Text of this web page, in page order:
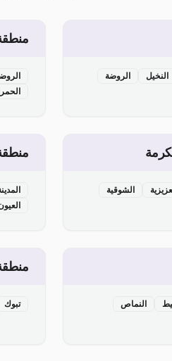
النخيل
الروضة
الشوقية
النماص
تبوك